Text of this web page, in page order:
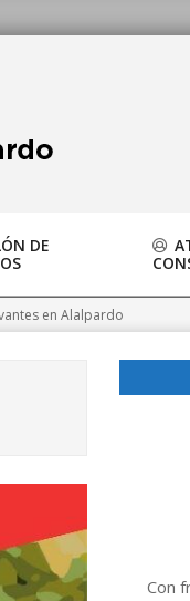
DE
en Alalpardo
Con